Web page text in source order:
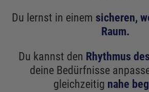
Du lernst in einem sicheren,
Raum.
Du kannst den Rhythmus
deine Bedürfnisse
gleichzeitig nahe